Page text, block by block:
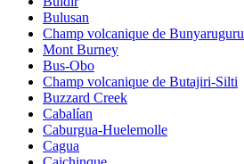
Bulusan
Champ volcanique de Bunyaruguru
Mont Burney
Bus-Obo
Champ volcanique de Butajiri-Silti
Buzzard Creek
Cabalían
Caburgua-Huelemolle
Cagua